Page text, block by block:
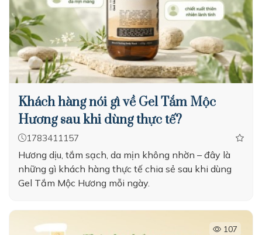
Khách hàng nói gì về Gel Tắm Mộc
Hương sau khi dùng thực tế?
1783411157
Hương dịu, tắm sạch, da mịn không nhờn – đây là
những gì khách hàng thực tế chia sẻ sau khi dùng
Gel Tắm Mộc Hương mỗi ngày.
107